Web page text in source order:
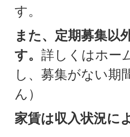
す。
また、定期募集以
す。 詳しくはホー
し、募集がない期
ん）
家賃は収入状況に